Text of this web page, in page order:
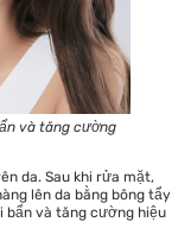
và tăng cường
da. Sau khi rửa mặt,
lên da bằng bông tẩy
bẩn và tăng cường hiệu